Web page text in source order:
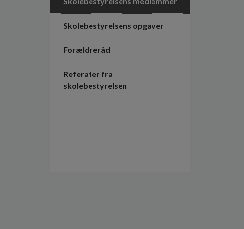
Skolebestyrelsens opgaver
Forældreråd
Referater fra
skolebestyrelsen